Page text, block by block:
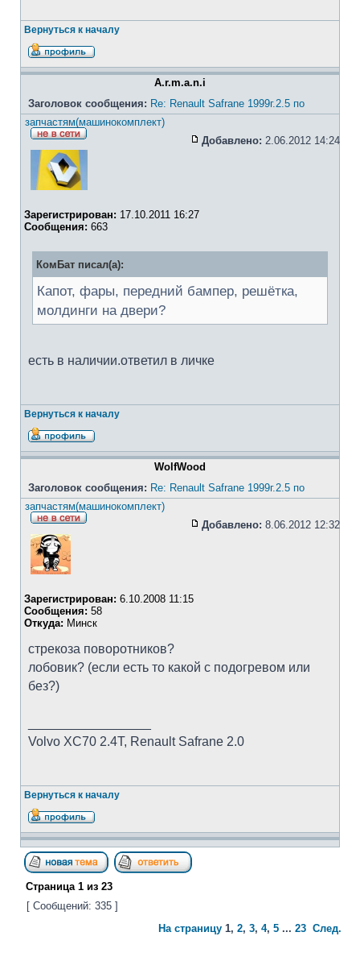
Вернуться к началу
A.r.m.a.n.i
Заголовок сообщения: Re: Renault Safrane 1999г.2.5 по
запчастям(машинокомплект)
Добавлено: 2.06.2012 14:24
Зарегистрирован: 17.10.2011 16:27
Сообщения: 663
КомБат писал(а):
Капот, фары, передний бампер, решётка,
молдинги на двери?
есть в наличии.ответил в личке
Вернуться к началу
WolfWood
Заголовок сообщения: Re: Renault Safrane 1999г.2.5 по
запчастям(машинокомплект)
Добавлено: 8.06.2012 12:32
Зарегистрирован: 6.10.2008 11:15
Сообщения: 58
Откуда: Минск
стрекоза поворотников?
лобовик? (если есть то какой с подогревом или
без?)
Volvo XC70 2.4T, Renault Safrane 2.0
Вернуться к началу
Страница 1 из 23
[ Сообщений: 335 ]
На страницу 1, 2, 3, 4, 5 ... 23 След.